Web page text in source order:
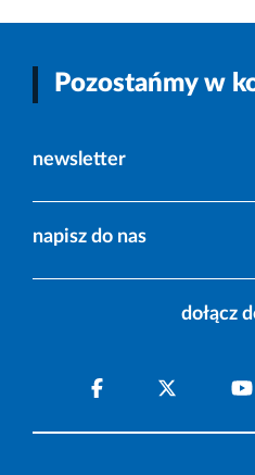
Pozostańmy w
newsletter
napisz do nas
dołącz